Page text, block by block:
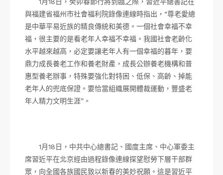
與福建省福州市社會福利院錄像連線時指出，“尊老愛總
是中華平易近族的精良傳統和美德。一個社會幸福不幸
福，很主要的是看老年人幸福不幸福。我國社會老齡化
水平越來越高，必定要讓老年人有一個幸福的暮年，要
鼎力成長養老工作和養老財產，成長公辦養老機構和普
惠型養老辦事，特殊要強化對特困、低保、高齡、掉能
老年人的兜底保證。要恰當組織展開體裁運動，豐盛老
年人精力文明生涯”。
1月18日，中共中心總書記、國度主席、中心軍委主
席習近平在北京經由過程錄像連線探望慰勞下層干部群
眾，向全國各族國民致以新春的美妙祝願。這是習近平